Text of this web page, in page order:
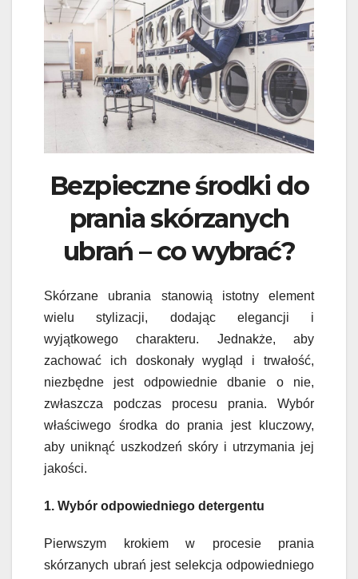
Bezpieczne środki do
prania skórzanych
ubrań – co wybrać?
Skórzane ubrania stanowią istotny element
wielu stylizacji, dodając elegancji i
wyjątkowego charakteru. Jednakże, aby
zachować ich doskonały wygląd i trwałość,
niezbędne jest odpowiednie dbanie o nie,
zwłaszcza podczas procesu prania. Wybór
właściwego środka do prania jest kluczowy,
aby uniknąć uszkodzeń skóry i utrzymania jej
jakości.
1. Wybór odpowiedniego detergentu
Pierwszym krokiem w procesie prania
skórzanych ubrań jest selekcja odpowiedniego